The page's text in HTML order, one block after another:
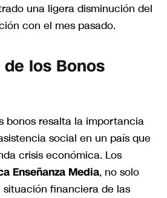
una ligera disminución del
con el mes pasado.
los Bonos
bonos resalta la importancia
social en un país que
crisis económica. Los
Enseñanza Media, no solo
financiera de las